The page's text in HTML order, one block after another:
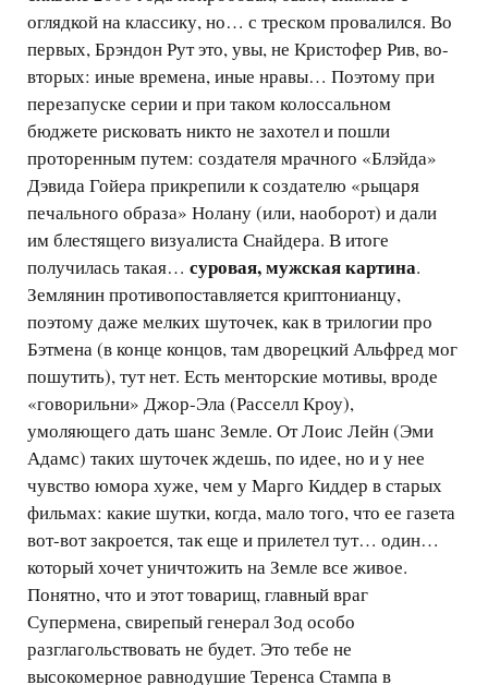
оглядкой на классику, но… с треском провалился. Во
первых, Брэндон Рут это, увы, не Кристофер Рив, во-
вторых: иные времена, иные нравы… Поэтому при
перезапуске серии и при таком колоссальном
бюджете рисковать никто не захотел и пошли
проторенным путем: создателя мрачного «Блэйда»
Дэвида Гойера прикрепили к создателю «рыцаря
печального образа» Нолану (или, наоборот) и дали
им блестящего визуалиста Снайдера. В итоге
получилась такая… суровая, мужская картина.
Землянин противопоставляется криптонианцу,
поэтому даже мелких шуточек, как в трилогии про
Бэтмена (в конце концов, там дворецкий Альфред мог
пошутить), тут нет. Есть менторские мотивы, вроде
«говорильни» Джор-Эла (Расселл Кроу),
умоляющего дать шанс Земле. От Лоис Лейн (Эми
Адамс) таких шуточек ждешь, по идее, но и у нее
чувство юмора хуже, чем у Марго Киддер в старых
фильмах: какие шутки, когда, мало того, что ее газета
вот-вот закроется, так еще и прилетел тут… один…
который хочет уничтожить на Земле все живое.
Понятно, что и этот товарищ, главный враг
Супермена, свирепый генерал Зод особо
разглагольствовать не будет. Это тебе не
высокомерное равнодушие Теренса Стампа в